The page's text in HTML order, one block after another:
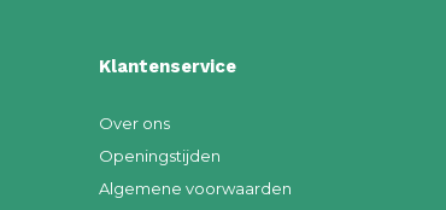
Klantenservice
Over ons
Openingstijden
Algemene voorwaarden